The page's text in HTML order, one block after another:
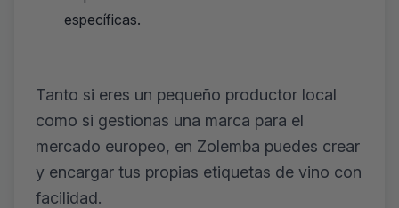
específicas.
Tanto si eres un pequeño productor local
como si gestionas una marca para el
mercado europeo, en Zolemba puedes crear
y encargar tus propias etiquetas de vino con
facilidad.